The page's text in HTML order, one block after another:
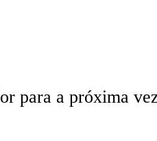
para a próxima